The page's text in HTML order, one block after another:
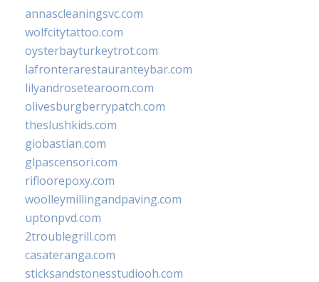
annascleaningsvc.com
wolfcitytattoo.com
oysterbayturkeytrot.com
lafronterarestauranteybar.com
lilyandrosetearoom.com
olivesburgberrypatch.com
theslushkids.com
giobastian.com
glpascensori.com
rifloorepoxy.com
woolleymillingandpaving.com
uptonpvd.com
2troublegrill.com
casateranga.com
sticksandstonesstudiooh.com